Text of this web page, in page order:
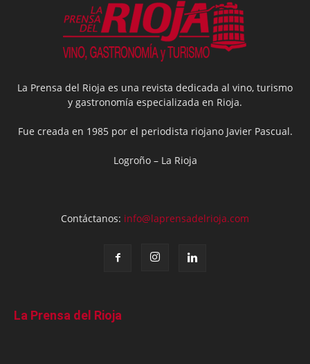
La Prensa del Rioja es una revista dedicada al vino, turismo
y gastronomía especializada en Rioja.
Fue creada en 1985 por el periodista riojano Javier Pascual.
Logroño – La Rioja
Contáctanos: info@laprensadelrioja.com
La Prensa del Rioja